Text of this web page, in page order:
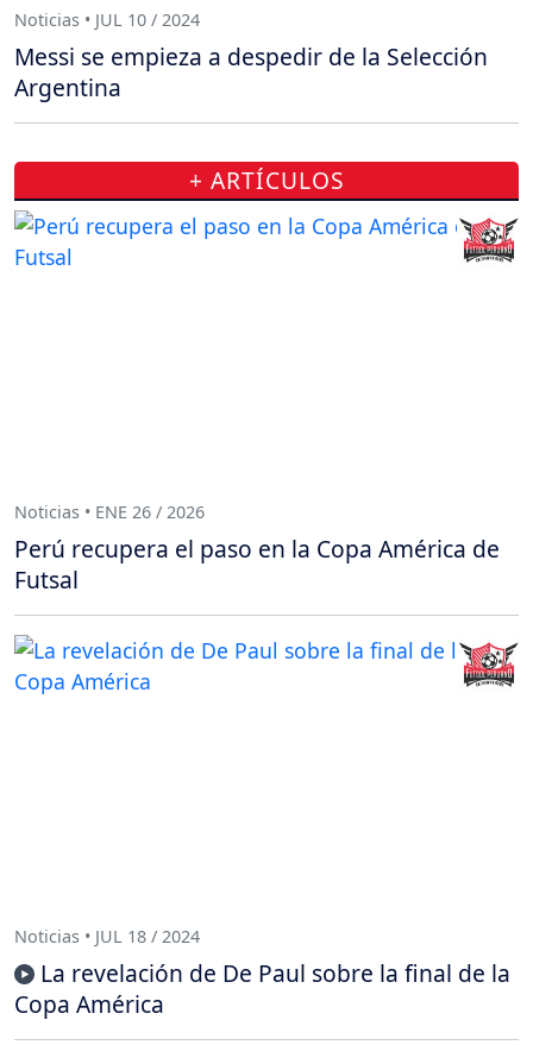
Noticias • JUL 10 / 2024
Messi se empieza a despedir de la Selección
Argentina
+ ARTÍCULOS
Noticias • ENE 26 / 2026
Perú recupera el paso en la Copa América de
Futsal
Noticias • JUL 18 / 2024
La revelación de De Paul sobre la final de la
Copa América